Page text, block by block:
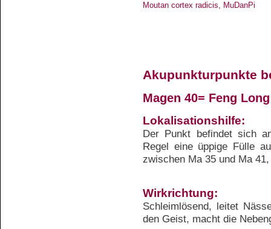
Moutan cortex radicis, MuDanPi
Akupunkturpunkte
Magen 40= Feng
Lokalisationshilfe:
Der Punkt befindet sich
Regel eine üppige Fülle
zwischen Ma 35 und Ma
Wirkrichtung:
Schleimlösend, leitet
den Geist, macht die